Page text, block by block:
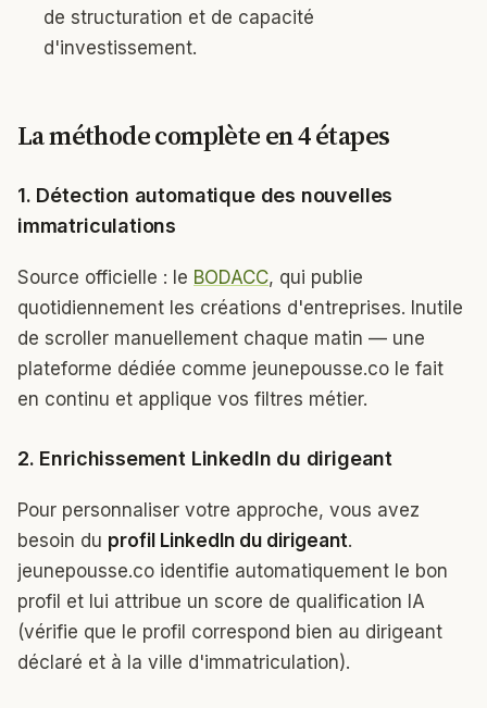
de structuration et de capacité
d'investissement.
La méthode complète en 4 étapes
1. Détection automatique des nouvelles
immatriculations
Source officielle : le BODACC, qui publie
quotidiennement les créations d'entreprises. Inutile
de scroller manuellement chaque matin — une
plateforme dédiée comme jeunepousse.co le fait
en continu et applique vos filtres métier.
2. Enrichissement LinkedIn du dirigeant
Pour personnaliser votre approche, vous avez
besoin du profil LinkedIn du dirigeant.
jeunepousse.co identifie automatiquement le bon
profil et lui attribue un score de qualification IA
(vérifie que le profil correspond bien au dirigeant
déclaré et à la ville d'immatriculation).